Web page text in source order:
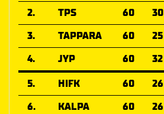
2.
TPS 60 30
3.
TAPPARA 60 25
4.
JYP 60 32
5.
HIFK 60 26
6.
KALPA 60 26